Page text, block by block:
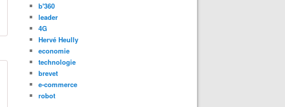
Uber (VTC) lève 3,5 milliards de USD auprès du fonds souverain
b'360
leader
4G
Hervé Heully
economie
technologie
brevet
e-commerce
robot